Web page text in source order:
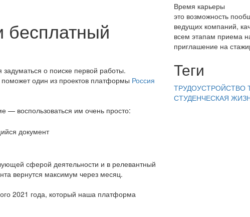
бесплатный
о поиске первой работы.
один из проектов платформы Россия
— воспользоваться им очень просто:
документ
сферой деятельности и в релевантный
вернутся максимум через месяц.
2021 года, который наша платформа
Время карьеры
это возможность
ведущих компаний,
всем этапам приема
приглашение на
Теги
ТРУДОУСТРОЙСТВО
СТУДЕНЧЕСКАЯ